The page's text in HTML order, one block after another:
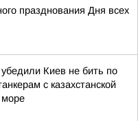
празднования Дня всех
Киев не бить по
с казахстанской